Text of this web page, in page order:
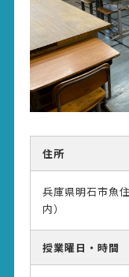
住所
兵庫県明石市魚
内）
授業曜日・時間